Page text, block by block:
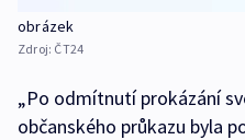
obrázek
Zdroj: ČT24
„Po odmítnutí prokázání
občanského průkazu byla